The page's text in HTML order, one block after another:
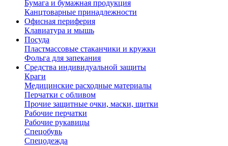
Бумага и бумажная продукция
Канцтоварные принадлежности
Офисная периферия
Клавиатура и мышь
Посуда
Пластмассовые стаканчики и кружки
Фольга для запекания
Средства индивидуальной защиты
Краги
Медицинские расходные материалы
Перчатки с обливом
Прочие защитные очки, маски, щитки
Рабочие перчатки
Рабочие рукавицы
Спецобувь
Спецодежда